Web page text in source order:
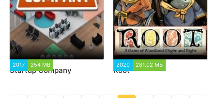
2017 254 MB
Startup Company
2020 281.02 МБ
Root